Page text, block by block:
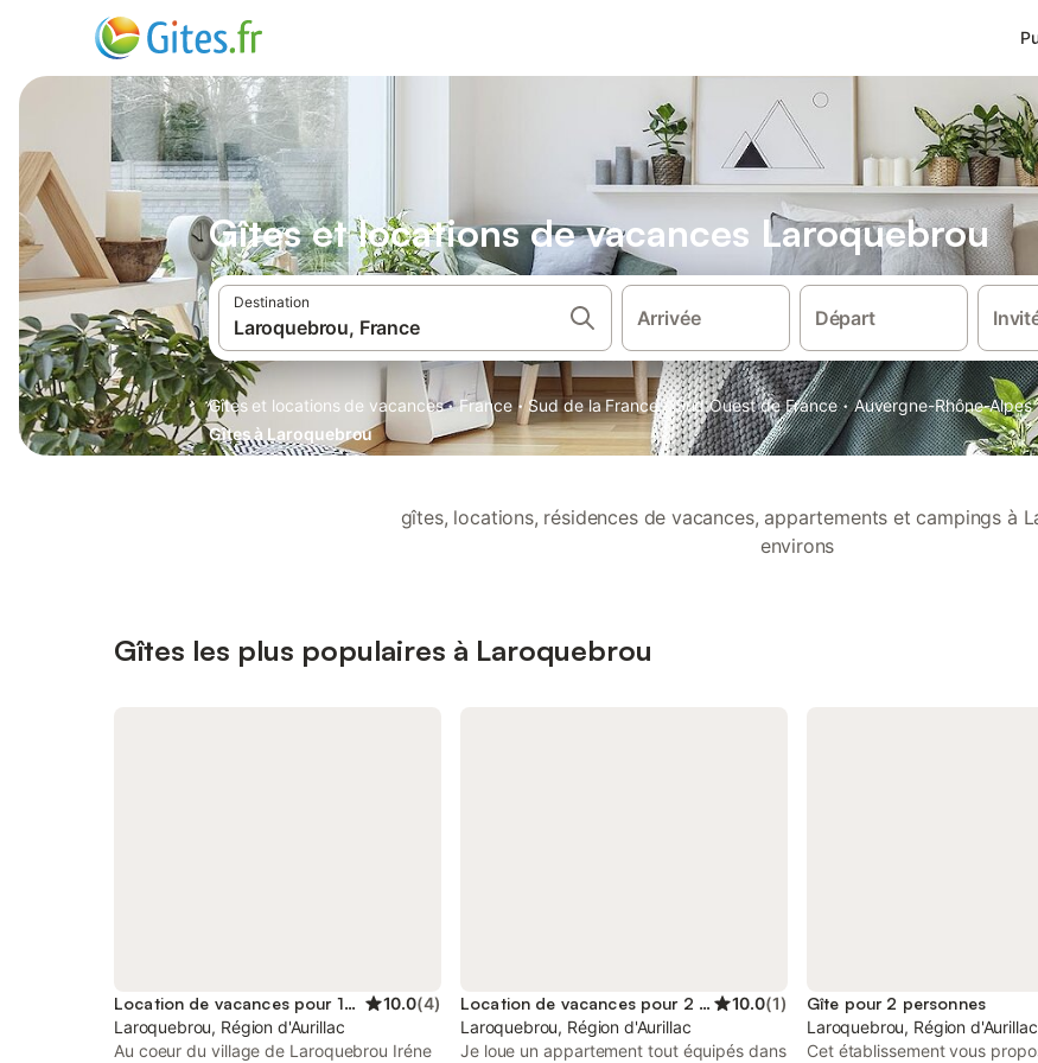
Gîtes et locations de vacances Laroquebrou
Destination
Arrivée Départ
Gîtes et locations de vacances · France · Sud de la France · Sud Ouest de France · Auvergne-Rhône-Alpes
Gîtes à Laroquebrou
gîtes, locations, résidences de vacances, appartements et campings à
environs
Gîtes les plus populaires à Laroquebrou
Location de vacances pour 18 personnes 10.0(4)
Laroquebrou, Région d'Aurillac
Au coeur du village de Laroquebrou Iréne
Location de vacances pour 2 personnes 10.0(1)
Laroquebrou, Région d'Aurillac
Je loue un appartement tout équipés dans
Gîte pour 2 personnes
Laroquebrou, Région d'Aurillac
Cet établissement vous